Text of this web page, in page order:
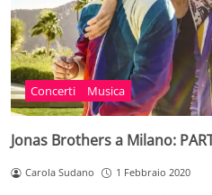
Concerti Musica
Jonas Brothers a Milano:
Carola Sudano 1 Febbraio 2020